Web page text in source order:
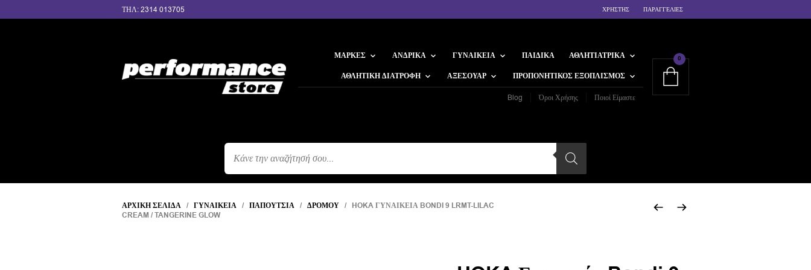
ΤΗΛ: 2314 013705 ΧΡΗΣΤΗΣ ΠΑΡΑΓΓΕΛΙΕΣ
ΜΆΡΚΕΣ ΑΝΔΡΙΚΆ ΓΥΝΑΙΚΕΊΑ ΠΑΙΔΙΚΆ
ΑΘΛΗΤΙΑΤΡΙΚΆ
ΑΘΛΗΤΙΚΉ ΔΙΑΤΡΟΦΉ
ΑΞΕΣΟΥΆΡ ΠΡΟΠΟΝΗΤΙΚΌΣ ΕΞΟΠΛΙΣΜΌΣ
Blog Όροι Χρήσης Ποιοί Είμαστε
0
ΑΝΑΖΉΤΗΣΗ
ΠΡΟΪΌΝΤΩΝ
ΑΡΧΙΚΉ ΣΕΛΊΔΑ / ΓΥΝΑΙΚΕΊΑ / ΠΑΠΟΎΤΣΙΑ / ΔΡΌΜΟΥ / HOKA ΓΥΝΑΙΚΕΊΑ BONDI 9 LRMT-LILAC
CREAM / TANGERINE GLOW